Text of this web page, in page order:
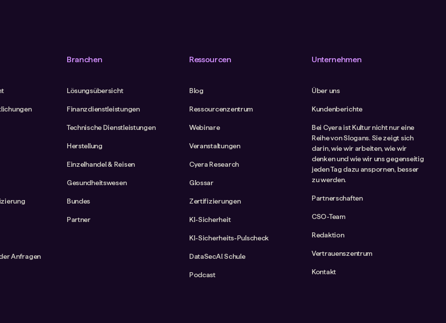
Anfragen
Branchen
Lösungsübersicht
Finanzdienstleistungen
Technische Dienstleistungen
Herstellung
Einzelhandel & Reisen
Gesundheitswesen
Bundes
Partner
Ressourcen
Blog
Ressourcenzentrum
Webinare
Veranstaltungen
Cyera Research
Glossar
Zertifizierungen
KI-Sicherheit
KI-Sicherheits-Pulscheck
DataSecAI Schule
Podcast
Unternehmen
Über uns
Kundenberichte
Bei Cyera ist Kultur nicht nur eine
Reihe von Slogans. Sie zeigt sich
darin, wie wir arbeiten, wie wir
denken und wie wir uns gegenseitig
jeden Tag dazu anspornen, besser
zu werden.
Partnerschaften
CSO-Team
Redaktion
Vertrauenszentrum
Kontakt